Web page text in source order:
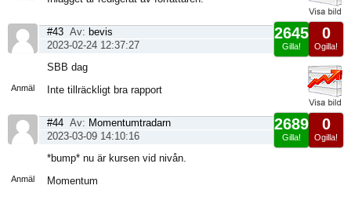
Anmäl
0
Ogilla!
2645
Gilla!
#43 Av: bevis
2023-02-24 12:37:27
SBB dag
Inte tillräckligt bra rapport
Anmäl
0
Ogilla!
2689
Gilla!
#44 Av: Momentumtradarn
2023-03-09 14:10:16
*bump* nu är kursen vid nivån.
Momentum